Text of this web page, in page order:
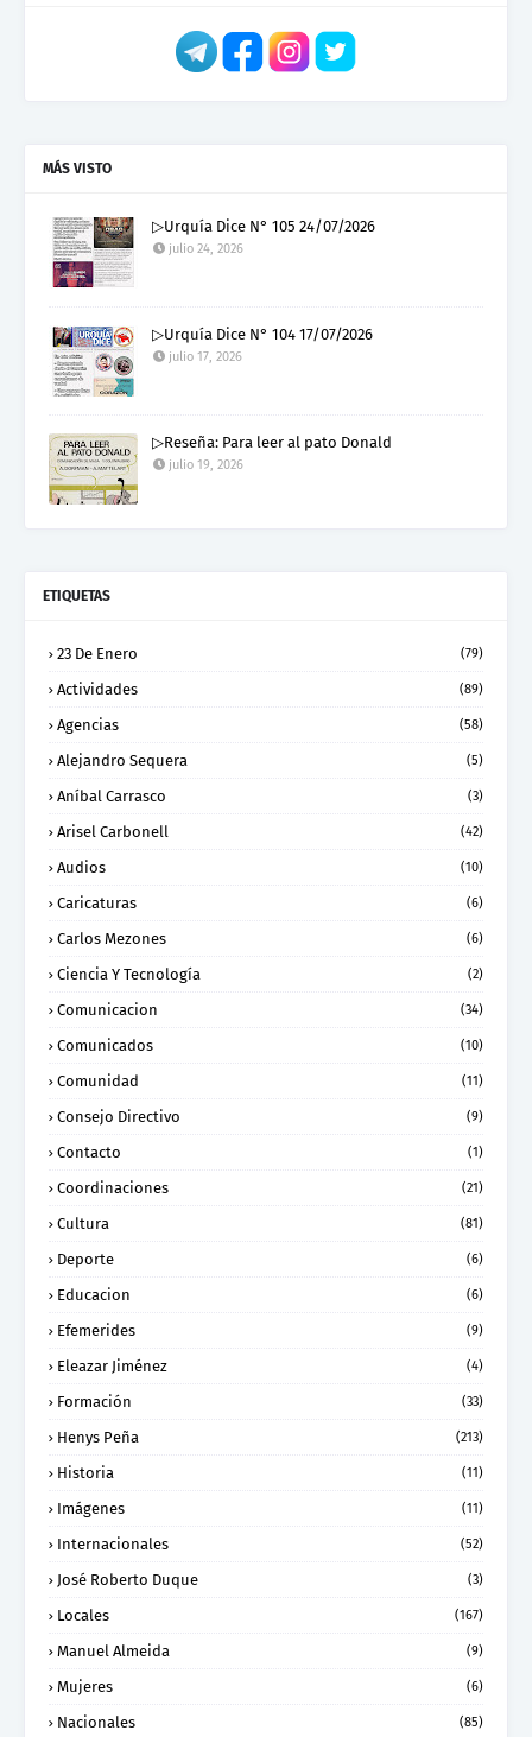
MÁS VISTO
▷Urquía Dice N° 105 24/07/2026
julio 24, 2026
▷Urquía Dice N° 104 17/07/2026
julio 17, 2026
▷Reseña: Para leer al pato Donald
julio 19, 2026
ETIQUETAS
23 De Enero (79)
Actividades (89)
Agencias (58)
Alejandro Sequera (5)
Aníbal Carrasco (3)
Arisel Carbonell (42)
Audios (10)
Caricaturas (6)
Carlos Mezones (6)
Ciencia Y Tecnología (2)
Comunicacion (34)
Comunicados (10)
Comunidad (11)
Consejo Directivo (9)
Contacto (1)
Coordinaciones (21)
Cultura (81)
Deporte (6)
Educacion (6)
Efemerides (9)
Eleazar Jiménez (4)
Formación (33)
Henys Peña (213)
Historia (11)
Imágenes (11)
Internacionales (52)
José Roberto Duque (3)
Locales (167)
Manuel Almeida (9)
Mujeres (6)
Nacionales (85)